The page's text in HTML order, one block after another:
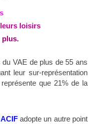
loisirs
plus.
VAE de plus de 55 ans
leur sur-représentation
que 21% de la
adopte un autre point